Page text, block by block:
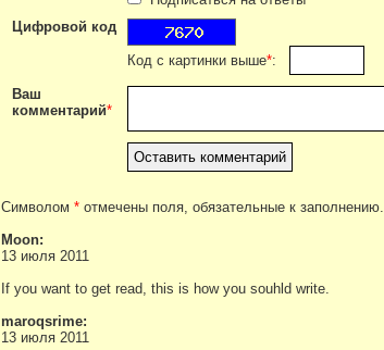
Цифровой код
Код с картинки выше*:
Ваш
комментарий*
Символом * отмечены поля, обязательные к заполнению.
Moon:
13 июля 2011
If you want to get read, this is how you souhld write.
maroqsrime:
13 июля 2011